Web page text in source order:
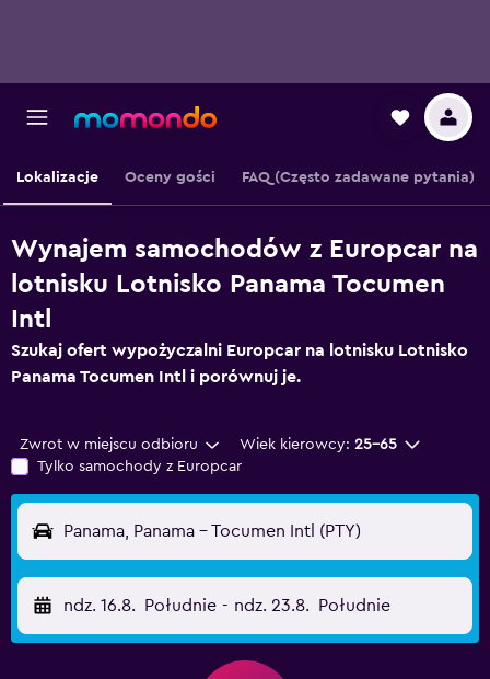
Lokalizacje Oceny gości FAQ (Często zadawane pytania)
Wynajem samochodów z Europcar na
lotnisku Lotnisko Panama Tocumen
Intl
Szukaj ofert wypożyczalni Europcar na lotnisku Lotnisko
Panama Tocumen Intl i porównuj je.
Zwrot w miejscu odbioru Wiek kierowcy: 25-65
Tylko samochody z Europcar
Panama, Panama - Tocumen Intl (PTY)
ndz. 16.8. Południe - ndz. 23.8. Południe